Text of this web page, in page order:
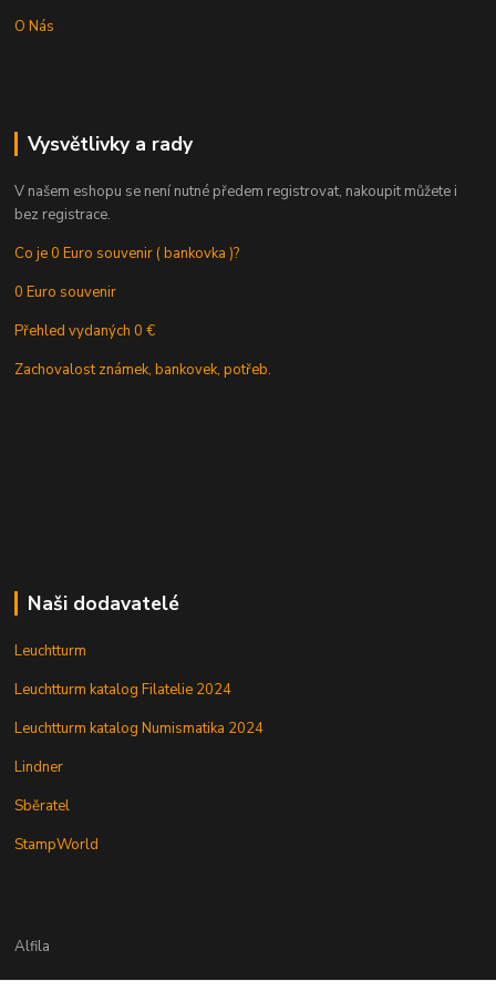
O Nás
Vysvětlivky a rady
V našem eshopu se není nutné předem registrovat, nakoupit můžete i
bez registrace.
Co je 0 Euro souvenir ( bankovka )?
0 Euro souvenir
Přehled vydaných 0 €
Zachovalost známek, bankovek, potřeb.
Naši dodavatelé
Leuchtturm
Leuchtturm katalog Filatelie 2024
Leuchtturm katalog Numismatika 2024
Lindner
Sběratel
StampWorld
Alfila